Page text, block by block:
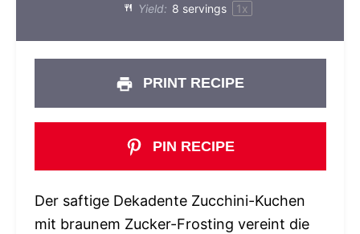
Yield: 8 servings 1x
PRINT RECIPE
PIN RECIPE
Der saftige Dekadente Zucchini-Kuchen
mit braunem Zucker-Frosting vereint die